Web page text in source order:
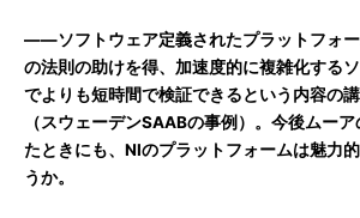
――ソフトウェア定義されたプラットフォ
の法則の助けを得、加速度的に複雑化する
でよりも短時間で検証できるという内容の
（スウェーデンSAABの事例）。今後ムー
たときにも、NIのプラットフォームは魅力
うか。